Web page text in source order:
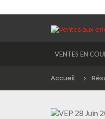
VENTES EN
Accueil